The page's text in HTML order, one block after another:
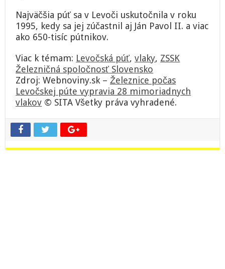
Najväčšia púť sa v Levoči uskutočnila v roku
1995, kedy sa jej zúčastnil aj Ján Pavol II. a viac
ako 650-tisíc pútnikov.
Viac k témam: Levočská púť,vlaky, ZSSK
Železničná spoločnosť Slovensko
Zdroj: Webnoviny.sk –Železnice počas
Levočskej púte vypravia 28 mimoriadnych
vlakov © SITA Všetky práva vyhradené.